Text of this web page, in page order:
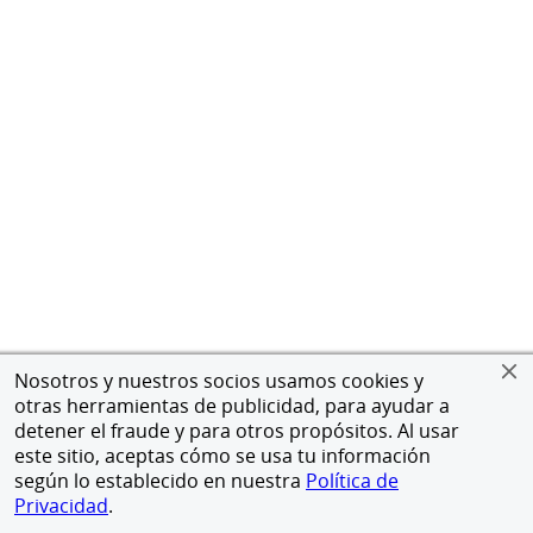
Nosotros y nuestros socios usamos cookies y
otras herramientas de publicidad, para ayudar a
detener el fraude y para otros propósitos. Al usar
este sitio, aceptas cómo se usa tu información
según lo establecido en nuestra Política de
Privacidad.